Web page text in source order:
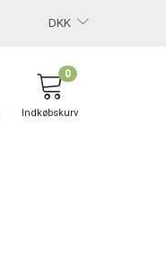
DKK
Indkøbskurv
0